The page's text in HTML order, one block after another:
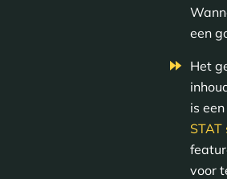
een
Het
is
voor